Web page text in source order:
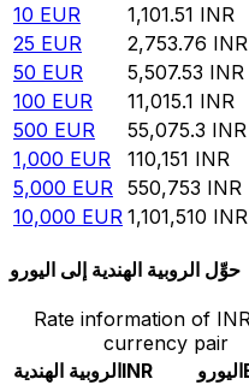
10 EUR 1,101.51 INR
25 EUR 2,753.76 INR
50 EUR 5,507.53 INR
100 EUR 11,015.1 INR
500 EUR 55,075.3 INR
1,000 EUR 110,151 INR
5,000 EUR 550,753 INR
10,000 EUR 1,101,510 INR
حوِّل الروبية الهندية إلى اليورو
Rate information of
currency pair
الروبية الهنديةINR اليورو